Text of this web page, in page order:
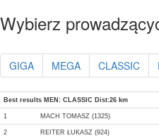
Wybierz
GIGA MEGA CLASSIC
Best results MEN: CLASSIC Dist:26 km
1 MACH TOMASZ (1325)
2 REITER ŁUKASZ (924)